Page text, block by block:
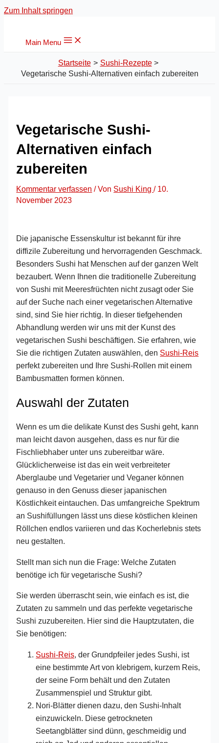
Zum Inhalt springen
Main Menu
Startseite
Sushi-Rezepte
Vegetarische Sushi-Alternativen einfach zubereiten
Vegetarische Sushi-
Alternativen einfach
zubereiten
Kommentar verfassen / Von Sushi King/ 10.
November 2023
Die japanische Essenskultur ist bekannt für ihre
diffizile Zubereitung und hervorragenden Geschmack.
Besonders Sushi hat Menschen auf der ganzen Welt
bezaubert. Wenn Ihnen die traditionelle Zubereitung
von Sushi mit Meeresfrüchten nicht zusagt oder Sie
auf der Suche nach einer vegetarischen Alternative
sind, sind Sie hier richtig. In dieser tiefgehenden
Abhandlung werden wir uns mit der Kunst des
vegetarischen Sushi beschäftigen. Sie erfahren, wie
Sie die richtigen Zutaten auswählen, den Sushi-Reis
perfekt zubereiten und Ihre Sushi-Rollen mit einem
Bambusmatten formen können.
Auswahl der Zutaten
Wenn es um die delikate Kunst des Sushi geht, kann
man leicht davon ausgehen, dass es nur für die
Fischliebhaber unter uns zubereitbar wäre.
Glücklicherweise ist das ein weit verbreiteter
Aberglaube und Vegetarier und Veganer können
genauso in den Genuss dieser japanischen
Köstlichkeit eintauchen. Das umfangreiche Spektrum
an Sushifüllungen lässt uns diese köstlichen kleinen
Röllchen endlos variieren und das Kocherlebnis stets
neu gestalten.
Stellt man sich nun die Frage: Welche Zutaten
benötige ich für vegetarische Sushi?
Sie werden überrascht sein, wie einfach es ist, die
Zutaten zu sammeln und das perfekte vegetarische
Sushi zuzubereiten. Hier sind die Hauptzutaten, die
Sie benötigen:
Sushi-Reis , der Grundpfeiler jedes Sushi, ist
eine bestimmte Art von klebrigem, kurzem Reis,
der seine Form behält und den Zutaten
Zusammenspiel und Struktur gibt.
Nori-Blätter dienen dazu, den Sushi-Inhalt
einzuwickeln. Diese getrockneten
Seetangblätter sind dünn, geschmeidig und